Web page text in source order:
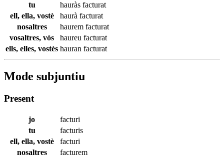
tu
hauràs facturat
ell, ella, vostè
haurà facturat
nosaltres
haurem facturat
vosaltres, vós
haureu facturat
ells, elles, vostès hauran facturat
Mode subjuntiu
Present
jo
facturi
tu
facturis
ell, ella, vostè
facturi
nosaltres
facturem